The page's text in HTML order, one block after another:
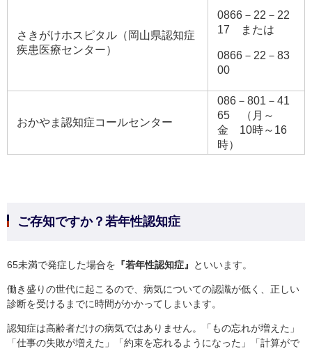
さきがけホスピタル（岡山県認知症
疾患医療センター）
0866－22－22
17 または
0866－22－83
00
おかやま認知症コールセンター
086－801－41
65 （月～
金 10時～16
時）
ご存知ですか？若年性認知症
65未満で発症した場合を 『若年性認知症』 といいます。
働き盛りの世代に起こるので、病気についての認識が低く、正しい
診断を受けるまでに時間がかかってしまいます。
認知症は高齢者だけの病気ではありません。「もの忘れが増えた」
「仕事の失敗が増えた」「約束を忘れるようになった」「計算がで